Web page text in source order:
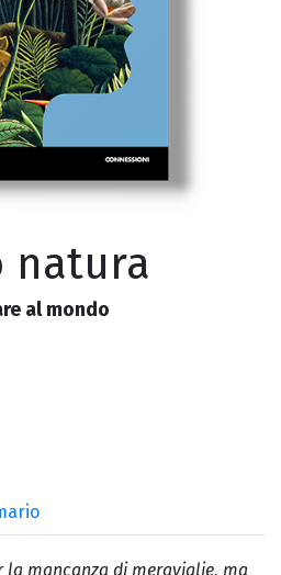
natura
al mondo
la mancanza di meraviglie, ma